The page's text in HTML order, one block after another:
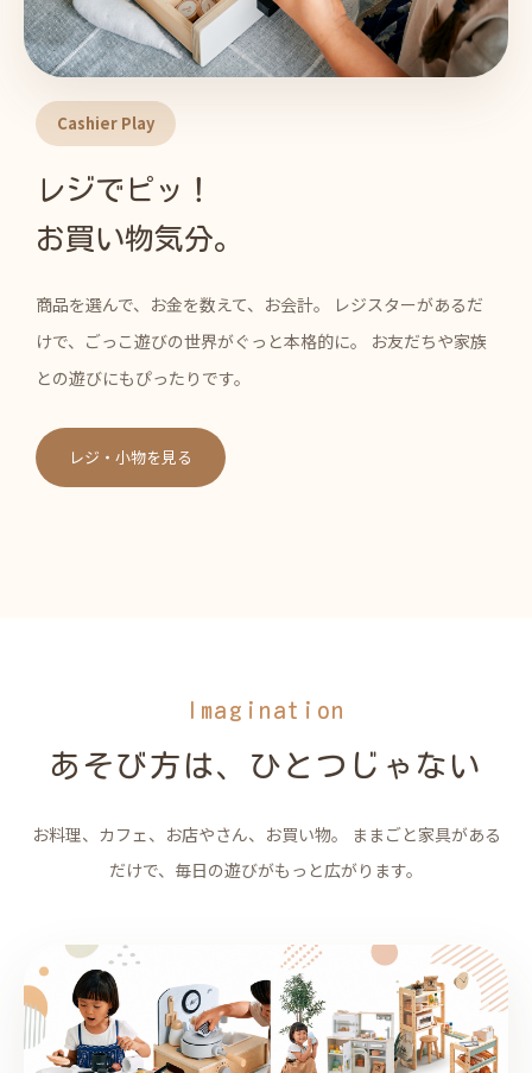
Cashier Play
レジでピッ！
お買い物気分。
商品を選んで、お金を数えて、お会計。 レジスターがあるだ
けで、ごっこ遊びの世界がぐっと本格的に。 お友だちや家族
との遊びにもぴったりです。
レジ・小物を見る
Imagination
あそび方は、ひとつじゃない
お料理、カフェ、お店やさん、お買い物。 ままごと家具がある
だけで、毎日の遊びがもっと広がります。